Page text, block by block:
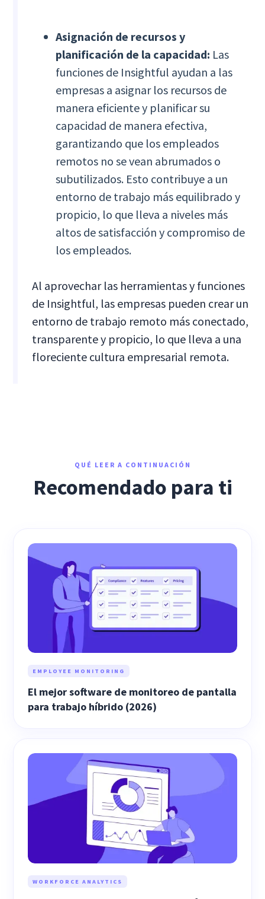
Asignación de recursos y
planificación de la capacidad: Las
funciones de Insightful ayudan a las
empresas a asignar los recursos de
manera eficiente y planificar su
capacidad de manera efectiva,
garantizando que los empleados
remotos no se vean abrumados o
subutilizados. Esto contribuye a un
entorno de trabajo más equilibrado y
propicio, lo que lleva a niveles más
altos de satisfacción y compromiso de
los empleados.
Al aprovechar las herramientas y funciones
de Insightful, las empresas pueden crear un
entorno de trabajo remoto más conectado,
transparente y propicio, lo que lleva a una
floreciente cultura empresarial remota.
QUÉ LEER A CONTINUACIÓN
Recomendado para ti
EMPLOYEE MONITORING
El mejor software de monitoreo de pantalla
para trabajo híbrido (2026)
WORKFORCE ANALYTICS